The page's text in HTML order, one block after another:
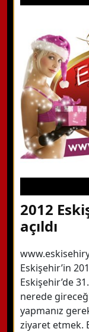
2012
açıldı
Eskişehir’in
Eskişehir’de
nerede
yapmanız
ziyaret etmek.